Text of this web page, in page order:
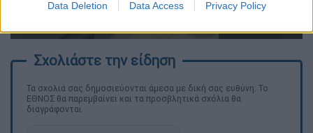
Data Deletion Data Access Privacy Policy
Τα σχολιά σας δημοσιεύονται άμεσα με δική σας ευθύνη. Το
ΕΘΝΟΣ θα παρεμβαίνει και τα προσβλητικά σχόλια θα
διαγράφονται